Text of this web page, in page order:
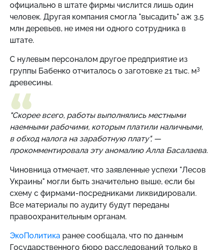
официально в штате фирмы числится лишь один
человек. Другая компания смогла "высадить" аж 3,5
млн деревьев, не имея ни одного сотрудника в
штате.
С нулевым персоналом другое предприятие из
группы Бабенко отчиталось о заготовке 21 тыс. м3
древесины.
"Скорее всего, работы выполнялись местными
наемными рабочими, которым платили наличными,
в обход налога на заработную плату",—
прокомментировала эту аномалию Алла Басалаева.
Чиновница отмечает, что заявленные успехи "Лесов
Украины" могли быть значительно выше, если бы
схему с фирмами-посредниками ликвидировали.
Все материалы по аудиту будут переданы
правоохранительным органам.
ЭкоПолитика ранее сообщала, что по данным
Государственного бюро расследований только в